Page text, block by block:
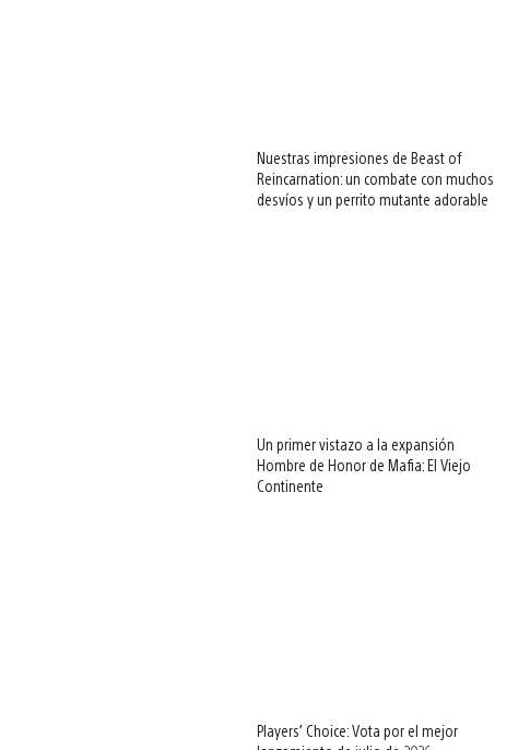
Nuestras impresiones de Beast of
Reincarnation: un combate con muchos
desvíos y un perrito mutante adorable
Un primer vistazo a la expansión
Hombre de Honor de Mafia: El Viejo
Continente
Players’ Choice: Vota por el mejor